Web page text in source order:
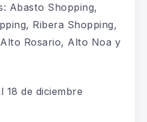
Abasto Shopping,
Ribera Shopping,
Rosario, Alto Noa y
18 de diciembre